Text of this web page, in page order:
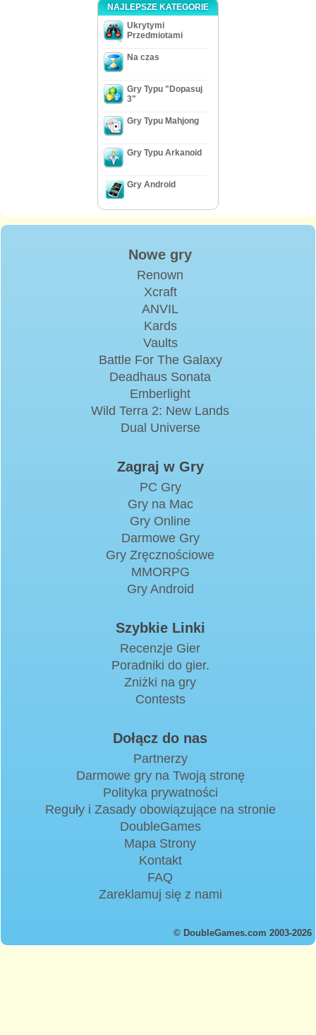
NAJLEPSZE KATEGORIE
Ukrytymi
Przedmiotami
Na czas
Gry Typu "Dopasuj
3"
Gry Typu Mahjong
Gry Typu Arkanoid
Gry Android
Nowe gry
Renown
Xcraft
ANVIL
Kards
Vaults
Battle For The Galaxy
Deadhaus Sonata
Emberlight
Wild Terra 2: New Lands
Dual Universe
Zagraj w Gry
PC Gry
Gry na Mac
Gry Online
Darmowe Gry
Gry Zręcznościowe
MMORPG
Gry Android
Szybkie Linki
Recenzje Gier
Poradniki do gier.
Zniżki na gry
Contests
Dołącz do nas
Partnerzy
Darmowe gry na Twoją stronę
Polityka prywatności
Reguły i Zasady obowiązujące na stronie
DoubleGames
Mapa Strony
Kontakt
FAQ
Zareklamuj się z nami
© DoubleGames.com 2003-2026